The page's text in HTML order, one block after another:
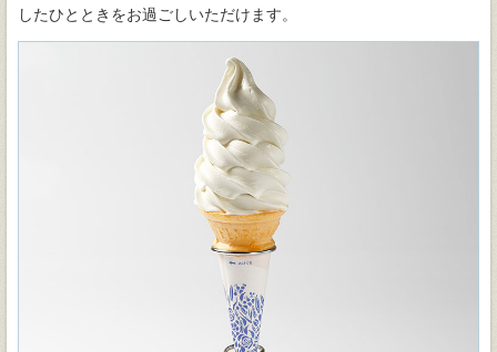
したひとときをお過ごしいただけます。